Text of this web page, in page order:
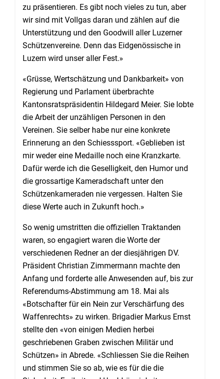
zu präsentieren. Es gibt noch vieles zu tun, aber
wir sind mit Vollgas daran und zählen auf die
Unterstützung und den Goodwill aller Luzerner
Schützenvereine. Denn das Eidgenössische in
Luzern wird unser aller Fest.»
«Grüsse, Wertschätzung und Dankbarkeit» von
Regierung und Parlament überbrachte
Kantonsratspräsidentin Hildegard Meier. Sie lobte
die Arbeit der unzähligen Personen in den
Vereinen. Sie selber habe nur eine konkrete
Erinnerung an den Schiesssport. «Geblieben ist
mir weder eine Medaille noch eine Kranzkarte.
Dafür werde ich die Geselligkeit, den Humor und
die grossartige Kameradschaft unter den
Schützenkameraden nie vergessen. Halten Sie
diese Werte auch in Zukunft hoch.»
So wenig umstritten die offiziellen Traktanden
waren, so engagiert waren die Worte der
verschiedenen Redner an der diesjährigen DV.
Präsident Christian Zimmermann machte den
Anfang und forderte alle Anwesenden auf, bis zur
Referendums-Abstimmung am 18. Mai als
«Botschafter für ein Nein zur Verschärfung des
Waffenrechts» zu wirken. Brigadier Markus Ernst
stellte den «von einigen Medien herbei
geschriebenen Graben zwischen Militär und
Schützen» in Abrede. «Schliessen Sie die Reihen
und stimmen Sie so ab, wie es für die die